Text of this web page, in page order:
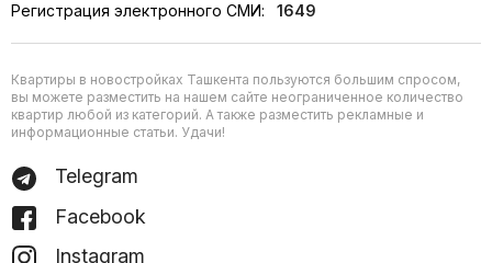
Регистрация электронного СМИ:
1649
Квартиры в новостройках Ташкента пользуются большим спросом,
вы можете разместить на нашем сайте неограниченное количество
квартир любой из категорий. А также разместить рекламные и
информационные статьи. Удачи!
Telegram
Facebook
Instagram